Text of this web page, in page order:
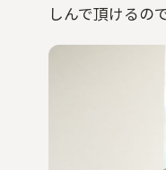
しんで頂けるの